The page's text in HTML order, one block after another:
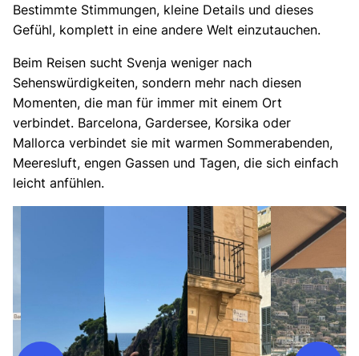
Bestimmte Stimmungen, kleine Details und dieses
Gefühl, komplett in eine andere Welt einzutauchen.
Beim Reisen sucht Svenja weniger nach
Sehenswürdigkeiten, sondern mehr nach diesen
Momenten, die man für immer mit einem Ort
verbindet. Barcelona, Gardersee, Korsika oder
Mallorca verbindet sie mit warmen Sommerabenden,
Meeresluft, engen Gassen und Tagen, die sich einfach
leicht anfühlen.